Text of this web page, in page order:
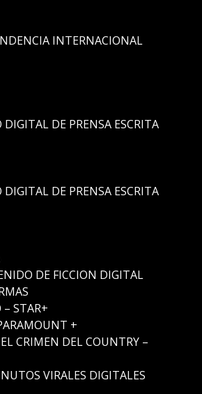
INTERNACIONAL
DIGITAL DE PRENSA ESCRITA
DIGITAL DE PRENSA ESCRITA
DE FICCION DIGITAL
– STAR+
+
CRIMEN DEL COUNTRY –
VIRALES DIGITALES